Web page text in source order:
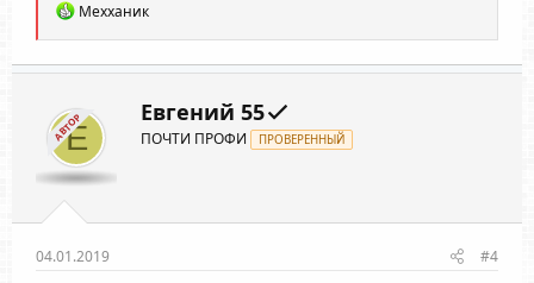
Р
а
к
и
и
:
Мехханик
АВТОР
Е
Евгений 55
ПОЧТИ ПРОФИ ПРОВЕРЕННЫЙ
04.01.2019 #4